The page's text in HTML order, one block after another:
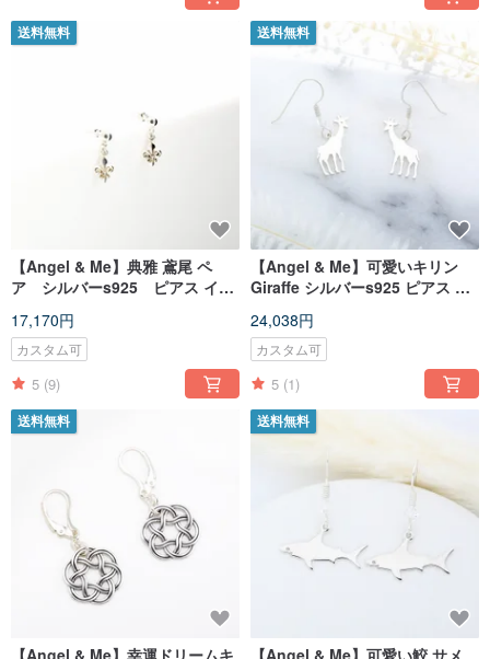
送料無料
【Angel & Me】典雅 鳶尾 ペ
ア シルバーs925 ピアス イヤ
バレンタインデー 誕生日プレゼ
ント
17,170円
カスタム可
5 (9)
送料無料
【Angel & Me】可愛いキリン
Giraffe シルバーs925 ピアス イ
ンタインデー 誕生日プレゼント
24,038円
カスタム可
5 (1)
送料無料 送料無料